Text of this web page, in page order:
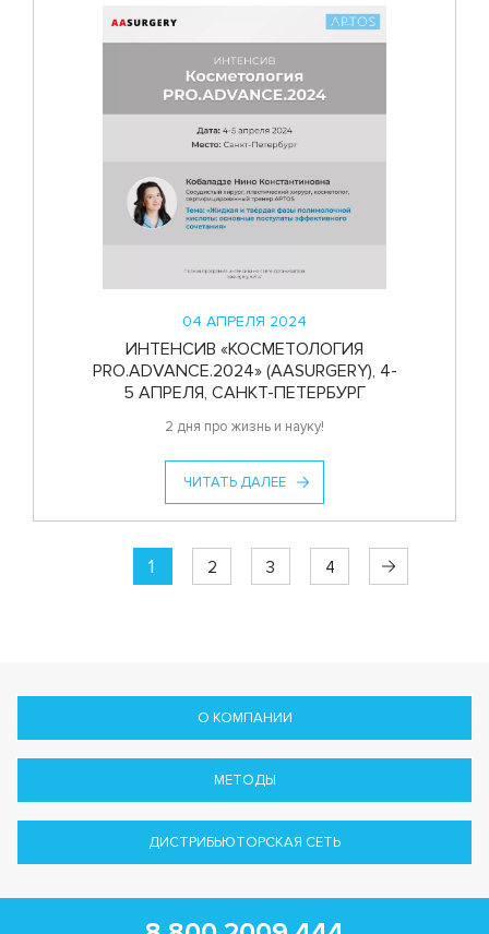
04 АПРЕЛЯ 2024
ИНТЕНСИВ «КОСМЕТОЛОГИЯ
PRO.ADVANCE.2024» (AASURGERY), 4-
5 АПРЕЛЯ, САНКТ-ПЕТЕРБУРГ
2 дня про жизнь и науку!
ЧИТАТЬ ДАЛЕЕ
1 2 3 4
О КОМПАНИИ
МЕТОДЫ
ДИСТРИБЬЮТОРСКАЯ СЕТЬ